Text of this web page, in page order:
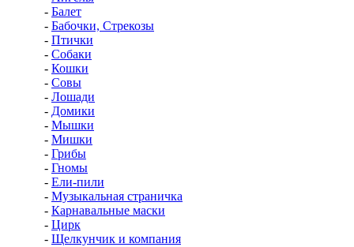
- Балет
- Бабочки, Стрекозы
- Птички
- Собаки
- Кошки
- Совы
- Лошади
- Домики
- Мышки
- Мишки
- Грибы
- Гномы
- Ели-пили
- Музыкальная страничка
- Карнавальные маски
- Цирк
- Щелкунчик и компания